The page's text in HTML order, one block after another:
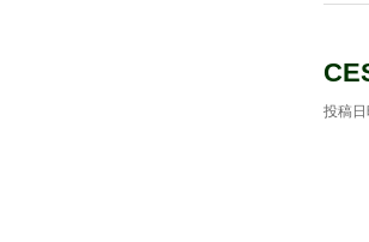
投稿日